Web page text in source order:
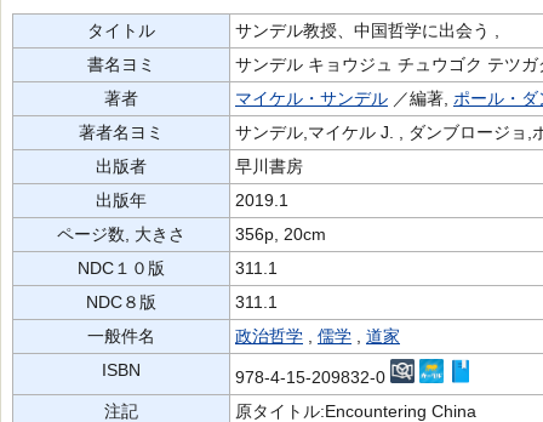
タイトル
サンデル教授、中国哲学に出会う ,
書名ヨミ
サンデル キョウジュ チュウゴク テツ
著者
マイケル・サンデル ／編著, ポール・
著者名ヨミ
サンデル,マイケル J. , ダンブロージョ,
出版者
早川書房
出版年
2019.1
ページ数, 大きさ
356p, 20cm
NDC１０版
311.1
NDC８版
311.1
一般件名
政治哲学 儒学
道家
ISBN
978-4-15-209832-0
注記
原タイトル:Encountering China